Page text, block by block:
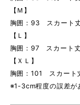
【Ｍ】
胸囲：93 スカート
【Ｌ】
胸囲：97 スカート
【ＸＬ】
胸囲：101 スカート
※1-3cm程度の誤差が